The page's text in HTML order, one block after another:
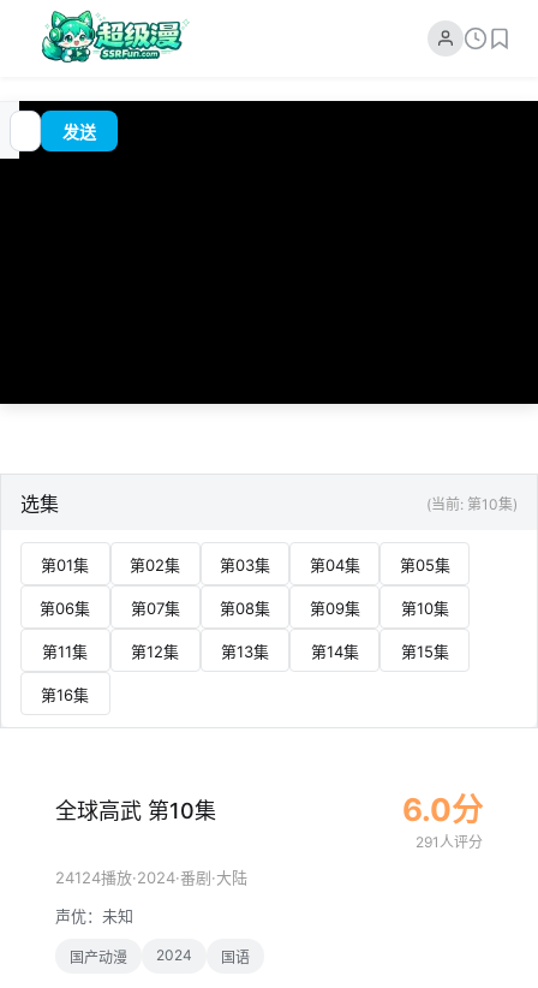
00:00
追
番
?发送
选集 (当前: 第10集)
第01集 第02集 第03集 第04集 第05集
第06集 第07集 第08集 第09集 第10集
第11集 第12集 第13集 第14集 第15集
第16集
全球高武 第10集 6.0分
291人评分
24124播放·2024·番剧·大陆
声优： 未知
国产动漫 2024 国语